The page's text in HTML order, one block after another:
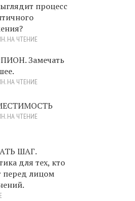
процесс
НА ЧТЕНИЕ
Замечать
НА ЧТЕНИЕ
НА ЧТЕНИЕ
ШАГ.
для тех, кто
перед лицом